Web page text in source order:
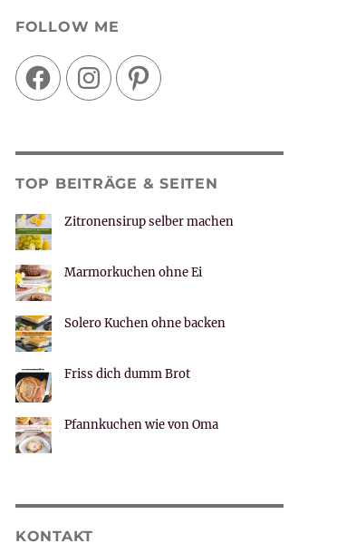
FOLLOW ME
FacebookInstagramPinterest
TOP BEITRÄGE & SEITEN
Zitronensirup selber machen
Marmorkuchen ohne Ei
Solero Kuchen ohne backen
Friss dich dumm Brot
Pfannkuchen wie von Oma
KONTAKT